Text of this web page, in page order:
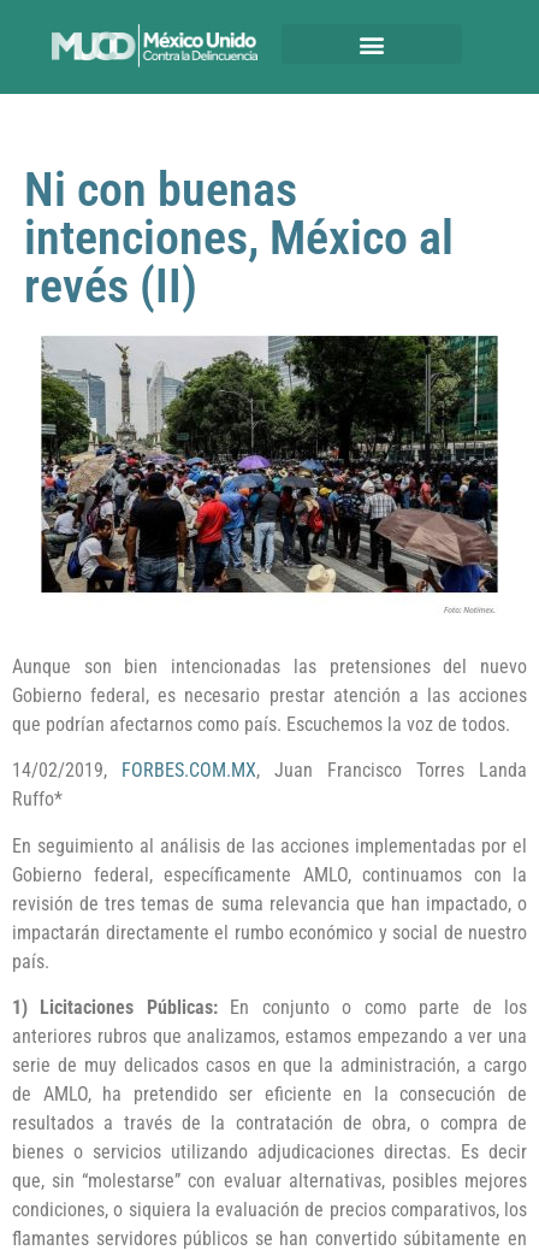
Ni con buenas
intenciones, México al
revés (II)
Aunque son bien intencionadas las pretensiones del nuevo
Gobierno federal, es necesario prestar atención a las acciones
que podrían afectarnos como país. Escuchemos la voz de todos.
14/02/2019, FORBES.COM.MX, Juan Francisco Torres Landa
Ruffo*
En seguimiento al análisis de las acciones implementadas por el
Gobierno federal, específicamente AMLO, continuamos con la
revisión de tres temas de suma relevancia que han impactado, o
impactarán directamente el rumbo económico y social de nuestro
país.
1) Licitaciones Públicas:En conjunto o como parte de los
anteriores rubros que analizamos, estamos empezando a ver una
serie de muy delicados casos en que la administración, a cargo
de AMLO, ha pretendido ser eficiente en la consecución de
resultados a través de la contratación de obra, o compra de
bienes o servicios utilizando adjudicaciones directas. Es decir
que, sin “molestarse” con evaluar alternativas, posibles mejores
condiciones, o siquiera la evaluación de precios comparativos, los
flamantes servidores públicos se han convertido súbitamente en